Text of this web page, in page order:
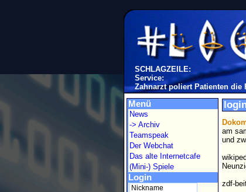
SCHLAGZEILE:
Service:
Zahnarzt poliert Patienten die
Menü
News
-> Archiv
Teamspeak
Der Webchat
Das alte Internetcafe
(Mini-) Spiele
Login
am
und
zdf-